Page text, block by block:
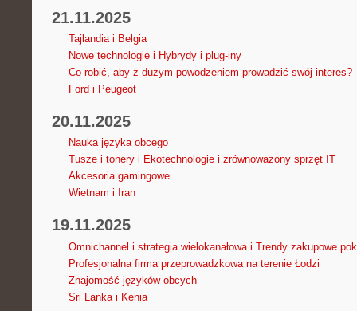
21.11.2025
Tajlandia i Belgia
Nowe technologie i Hybrydy i plug-iny
Co robić, aby z dużym powodzeniem prowadzić swój interes?
Ford i Peugeot
20.11.2025
Nauka języka obcego
Tusze i tonery i Ekotechnologie i zrównoważony sprzęt IT
Akcesoria gamingowe
Wietnam i Iran
19.11.2025
Omnichannel i strategia wielokanałowa i Trendy zakupowe
Profesjonalna firma przeprowadzkowa na terenie Łodzi
Znajomość języków obcych
Sri Lanka i Kenia